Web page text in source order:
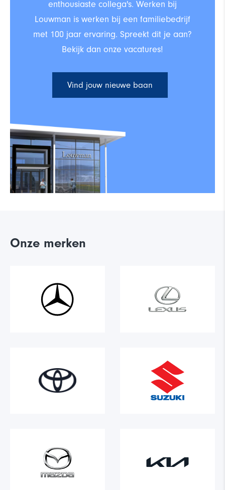
enthousiaste collega's. Werken bij
Louwman is werken bij een familiebedrijf
met 100 jaar ervaring. Spreekt dit je aan?
Bekijk dan onze vacatures!
Vind jouw nieuwe baan
Onze merken